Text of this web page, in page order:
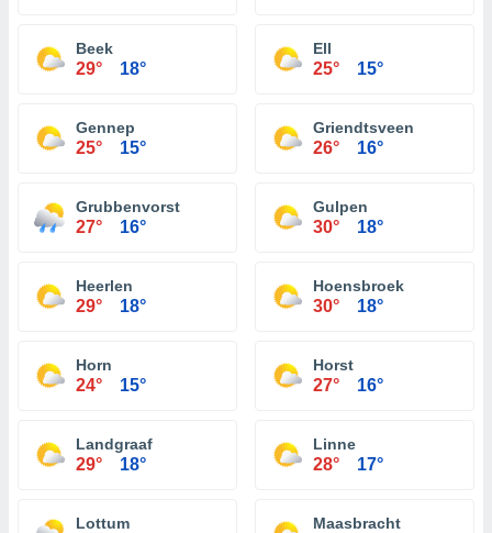
Beek
29° 18°
Ell
25° 15°
Gennep
25° 15°
Griendtsveen
26° 16°
Grubbenvorst
27° 16°
Gulpen
30° 18°
Heerlen
29° 18°
Hoensbroek
30° 18°
Horn
24° 15°
Horst
27° 16°
Landgraaf
29° 18°
Linne
28° 17°
Lottum Maasbracht